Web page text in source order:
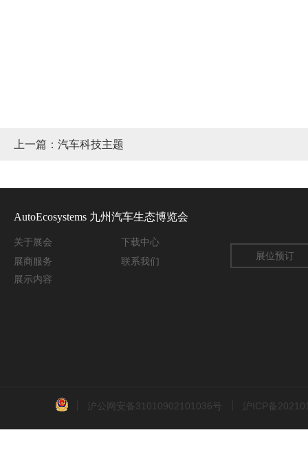
上一篇：汽车科技主题
AutoEcosystems 九州汽车生态博览会
关于 展会
下载中心
展商服务
联系我们
展示内容
展位预订
沪公网安备31010902101036号 沪ICP备